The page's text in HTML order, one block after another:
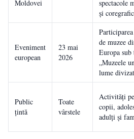
Moldovei
spectacole
și
Eveniment
european
23 mai
2026
de muzee
Europa sub
„Muzeele
lume
Public
țintă
Toate
vârstele
Activități
copii,
adulți și